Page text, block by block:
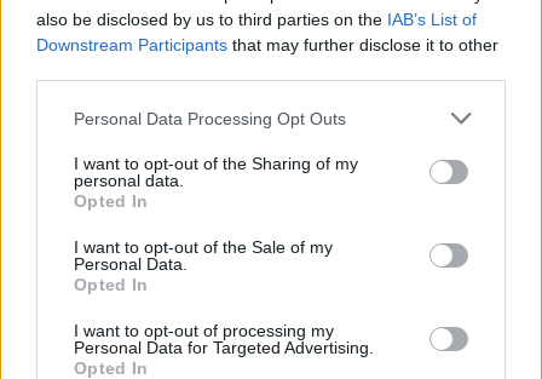
also be disclosed by us to third parties on the IAB’s List of
Downstream Participants that may further disclose it to other
Personal Data Processing Opt Outs
I want to opt-out of the Sharing of my
personal data.
Opted In
I want to opt-out of the Sale of my
Personal Data.
Opted In
I want to opt-out of processing my
Personal Data for Targeted Advertising.
Opted In
Η ανάρτηση του Άγγελου Συρίγου στο
instagram για την Ενσωμάτωση της
Δωδεκανήσου
Κυ, 7 Μαρ 2021 14:58